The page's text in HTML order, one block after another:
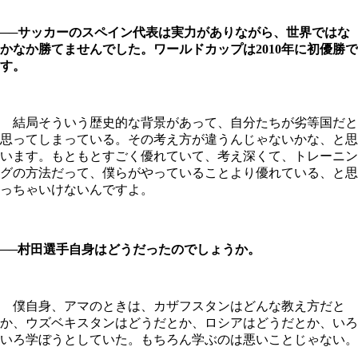
──サッカーのスペイン代表は実力がありながら、世界ではな
かなか勝てませんでした。ワールドカップは2010年に初優勝で
す。
結局そういう歴史的な背景があって、自分たちが劣等国だと
思ってしまっている。その考え方が違うんじゃないかな、と思
います。もともとすごく優れていて、考え深くて、トレーニン
グの方法だって、僕らがやっていることより優れている、と思
っちゃいけないんですよ。
──村田選手自身はどうだったのでしょうか。
僕自身、アマのときは、カザフスタンはどんな教え方だと
か、ウズベキスタンはどうだとか、ロシアはどうだとか、いろ
いろ学ぼうとしていた。もちろん学ぶのは悪いことじゃない。